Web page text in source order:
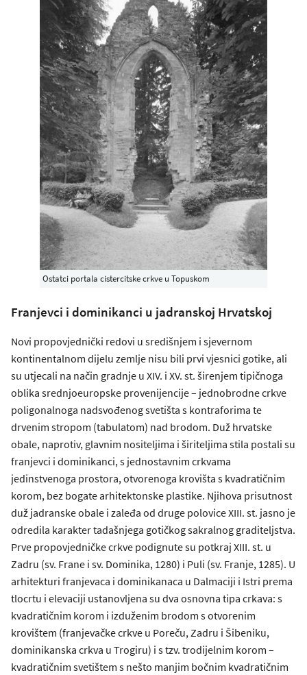
Ostatci portala cistercitske crkve u Topuskom
Franjevci i dominikanci u jadranskoj Hrvatskoj
Novi propovjednički redovi u središnjem i sjevernom
kontinentalnom dijelu zemlje nisu bili prvi vjesnici gotike, ali
su utjecali na način gradnje u XIV. i XV. st. širenjem tipičnoga
oblika srednjoeuropske provenijencije – jednobrodne crkve
poligonalnoga nadsvođenog svetišta s kontraforima te
drvenim stropom (tabulatom) nad brodom. Duž hrvatske
obale, naprotiv, glavnim nositeljima i širiteljima stila postali su
franjevci i dominikanci, s jednostavnim crkvama
jedinstvenoga prostora, otvorenoga krovišta s kvadratičnim
korom, bez bogate arhitektonske plastike. Njihova prisutnost
duž jadranske obale i zaleđa od druge polovice XIII. st. jasno je
odredila karakter tadašnjega gotičkog sakralnog graditeljstva.
Prve propovjedničke crkve podignute su potkraj XIII. st. u
Zadru (sv. Frane i sv. Dominika, 1280) i Puli (sv. Franje, 1285). U
arhitekturi franjevaca i dominikanaca u Dalmaciji i Istri prema
tlocrtu i elevaciji ustanovljena su dva osnovna tipa crkava: s
kvadratičnim korom i izduženim brodom s otvorenim
krovištem (franjevačke crkve u Poreču, Zadru i Šibeniku,
dominikanska crkva u Trogiru) i s tzv. trodijelnim korom –
kvadratičnim svetištem s nešto manjim bočnim kvadratičnim